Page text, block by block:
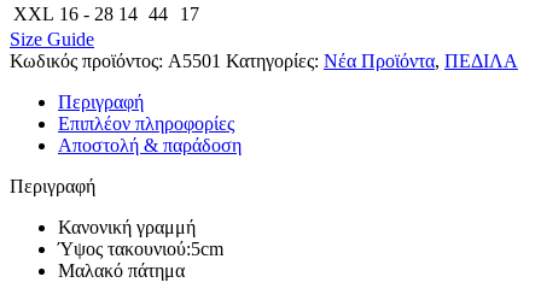
XXL 16 - 28 14 44
17
Size Guide
Κωδικός προϊόντος: A5501 Κατηγορίες: Νέα Προϊόντα, ΠΕΔΙΛΑ
Περιγραφή
Επιπλέον πληροφορίες
Αποστολή & παράδοση
Περιγραφή
Κανονική γραμμή
Ύψος τακουνιού:5cm
Μαλακό πάτημα